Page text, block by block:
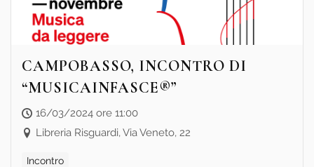
CAMPOBASSO, INCONTRO DI
“MUSICAINFASCE®”
16/03/2024 ore 11:00
Libreria Risguardi, Via Veneto, 22
Incontro